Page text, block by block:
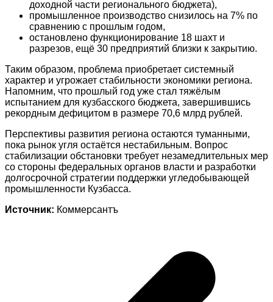
доходной части регионального бюджета),
промышленное производство снизилось на 7% по
сравнению с прошлым годом,
остановлено функционирование 18 шахт и
разрезов, ещё 30 предприятий близки к закрытию.
Таким образом, проблема приобретает системный
характер и угрожает стабильности экономики региона.
Напомним, что прошлый год уже стал тяжёлым
испытанием для кузбасского бюджета, завершившись
рекордным дефицитом в размере 70,6 млрд рублей.
Перспективы развития региона остаются туманными,
пока рынок угля остаётся нестабильным. Вопрос
стабилизации обстановки требует незамедлительных мер
со стороны федеральных органов власти и разработки
долгосрочной стратегии поддержки угледобывающей
промышленности Кузбасса.
Источник: Коммерсантъ